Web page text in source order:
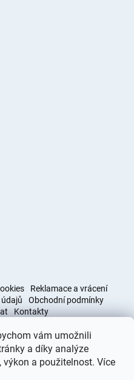
vám umožnili
a díky analýze
a použitelnost. Více
Reklamace a vrácení
Obchodní podmínky
Kontakty
Doprava a platba